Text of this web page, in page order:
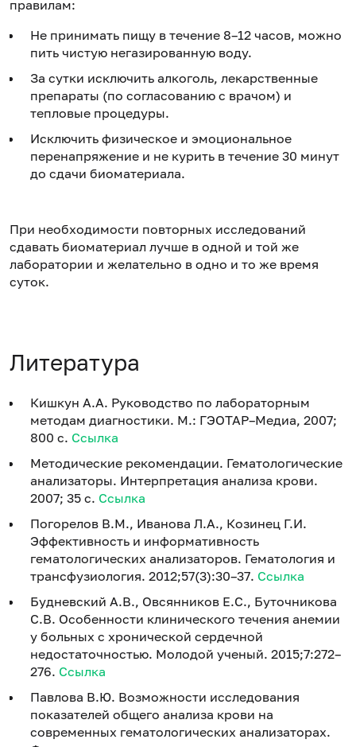
правилам:
Не принимать пищу в течение 8–12 часов, можно
пить чистую негазированную воду.
За сутки исключить алкоголь, лекарственные
препараты (по согласованию с врачом) и
тепловые процедуры.
Исключить физическое и эмоциональное
перенапряжение и не курить в течение 30 минут
до сдачи биоматериала.
При необходимости повторных исследований
сдавать биоматериал лучше в одной и той же
лаборатории и желательно в одно и то же время
суток.
Литература
Кишкун А.А. Руководство по лабораторным
методам диагностики. М.: ГЭОТАР–Медиа, 2007;
800 с. Ссылка
Методические рекомендации. Гематологические
анализаторы. Интерпретация анализа крови.
2007; 35 с. Ссылка
Погорелов В.М., Иванова Л.А., Козинец Г.И.
Эффективность и информативность
гематологических анализаторов. Гематология и
трансфузиология. 2012;57(3):30–37. Ссылка
Будневский А.В., Овсянников Е.С., Буточникова
С.В. Особенности клинического течения анемии
у больных с хронической сердечной
недостаточностью. Молодой ученый. 2015;7:272–
276. Ссылка
Павлова В.Ю. Возможности исследования
показателей общего анализа крови на
современных гематологических анализаторах.